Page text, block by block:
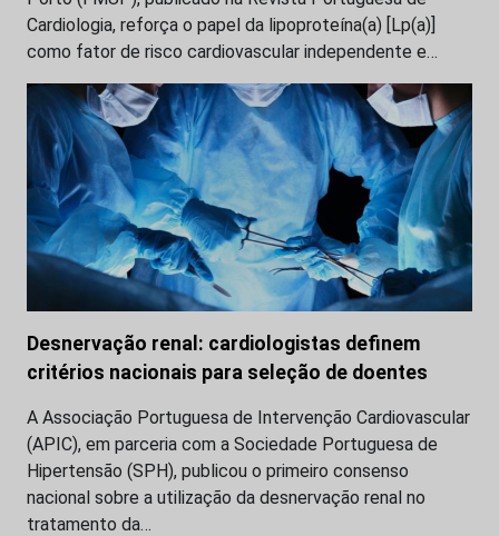
Cardiologia, reforça o papel da lipoproteína(a) [Lp(a)]
como fator de risco cardiovascular independente e…
Desnervação renal: cardiologistas definem
critérios nacionais para seleção de doentes
A Associação Portuguesa de Intervenção Cardiovascular
(APIC), em parceria com a Sociedade Portuguesa de
Hipertensão (SPH), publicou o primeiro consenso
nacional sobre a utilização da desnervação renal no
tratamento da…